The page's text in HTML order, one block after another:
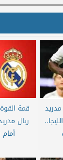
قمة
ريال